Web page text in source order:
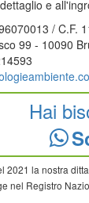
e
/ C.F.
99 - 10090
Hai
2021 la nostra
nel Registro